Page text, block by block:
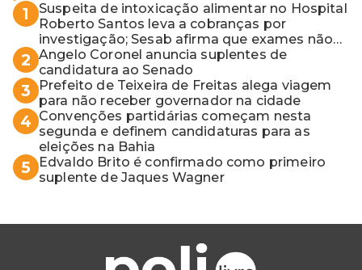
1
Suspeita de intoxicação alimentar no Hospital
Roberto Santos leva a cobranças por
investigação; Sesab afirma que exames não
apontaram contaminação
2 Angelo Coronel anuncia suplentes de
candidatura ao Senado
3
Prefeito de Teixeira de Freitas alega viagem
para não receber governador na cidade
4 Convenções partidárias começam nesta
segunda e definem candidaturas para as
eleições na Bahia
5
Edvaldo Brito é confirmado como primeiro
suplente de Jaques Wagner